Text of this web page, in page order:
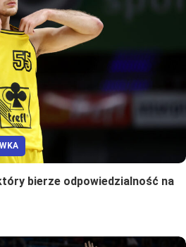
bierze odpowiedzialność na